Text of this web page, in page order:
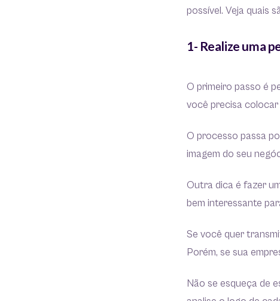
possível. Veja quais
1- Realize uma
O primeiro passo é
você precisa colocar
O processo passa
imagem do seu
Outra dica é fazer
bem interessante
Se você quer
Porém, se sua
Não se esqueça de